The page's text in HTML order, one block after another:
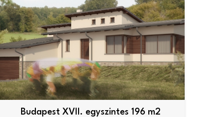
Budapest XVII. egyszintes 196 m2